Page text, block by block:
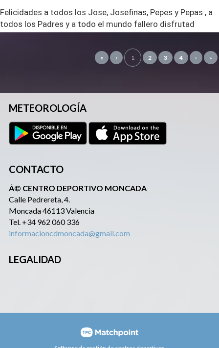
Felicidades a todos los Jose, Josefinas, Pepes y Pepas , a
todos los Padres y a todo el mundo fallero disfrutad
Nos vemos mañana a quemar esos buñuelos.....
« ‹ 1 2 3 4 › »
METEOROLOGÍA
CONTACTO
Â© CENTRO DEPORTIVO MONCADA
Calle Pedrereta, 4.
Moncada 46113 Valencia
Tel. +34 962 060 336
informacioncdmoncada@gmail.com
LEGALIDAD